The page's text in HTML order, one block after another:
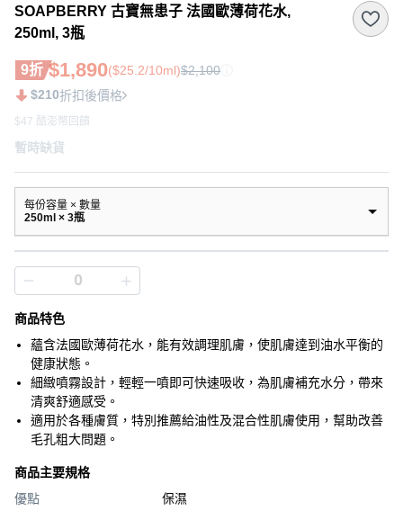
SOAPBERRY 古寶無患子 法國歐薄荷花水,
250ml, 3瓶
9折 $1,890($25.2/10ml)$2,100
$210折扣後價格
$47 酷澎幣回饋
暫時缺貨
每份容量 × 數量
250ml × 3瓶
商品特色
蘊含法國歐薄荷花水，能有效調理肌膚，使肌膚達到油水平衡的
健康狀態。
細緻噴霧設計，輕輕一噴即可快速吸收，為肌膚補充水分，帶來
清爽舒適感受。
適用於各種膚質，特別推薦給油性及混合性肌膚使用，幫助改善
毛孔粗大問題。
商品主要規格
優點
保濕